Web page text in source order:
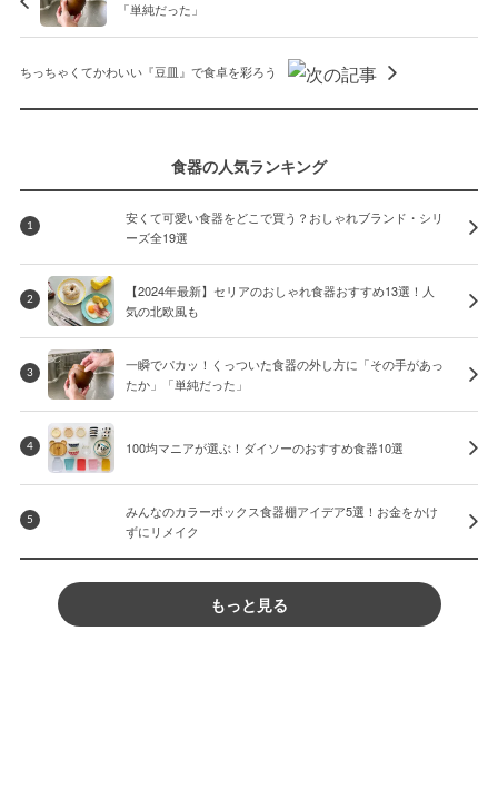
「単純だった」
ちっちゃくてかわいい『豆皿』で食卓を彩ろう
食器の人気ランキング
1
安くて可愛い食器をどこで買う？おしゃれブランド・シリ
ーズ全19選
2
【2024年最新】セリアのおしゃれ食器おすすめ13選！人
気の北欧風も
3
一瞬でパカッ！くっついた食器の外し方に「その手があっ
たか」「単純だった」
4 100均マニアが選ぶ！ダイソーのおすすめ食器10選
5
みんなのカラーボックス食器棚アイデア5選！お金をかけ
ずにリメイク
もっと見る